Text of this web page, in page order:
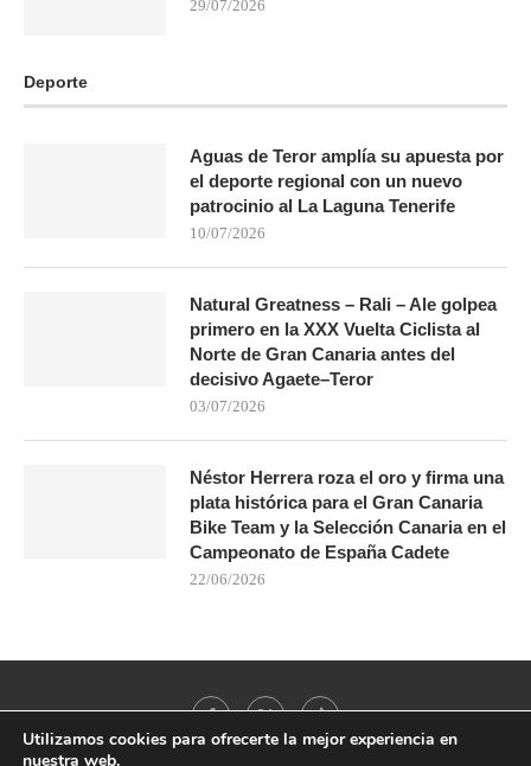
29/07/2026
Deporte
Aguas de Teror amplía su apuesta por
el deporte regional con un nuevo
patrocinio al La Laguna Tenerife
10/07/2026
Natural Greatness – Rali – Ale golpea
primero en la XXX Vuelta Ciclista al
Norte de Gran Canaria antes del
decisivo Agaete–Teror
03/07/2026
Néstor Herrera roza el oro y firma una
plata histórica para el Gran Canaria
Bike Team y la Selección Canaria en el
Campeonato de España Cadete
22/06/2026
Utilizamos cookies para ofrecerte la mejor experiencia en
nuestra web.